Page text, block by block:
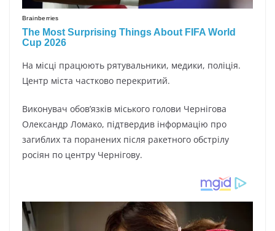
На місці працюють рятувальники, медики, поліція.
Центр міста частково перекритий.
Виконувач обов’язків міського голови Чернігова
Олександр Ломако, підтвердив інформацію про
загиблих та поранених після ракетного обстрілу
росіян по центру Чернігову.